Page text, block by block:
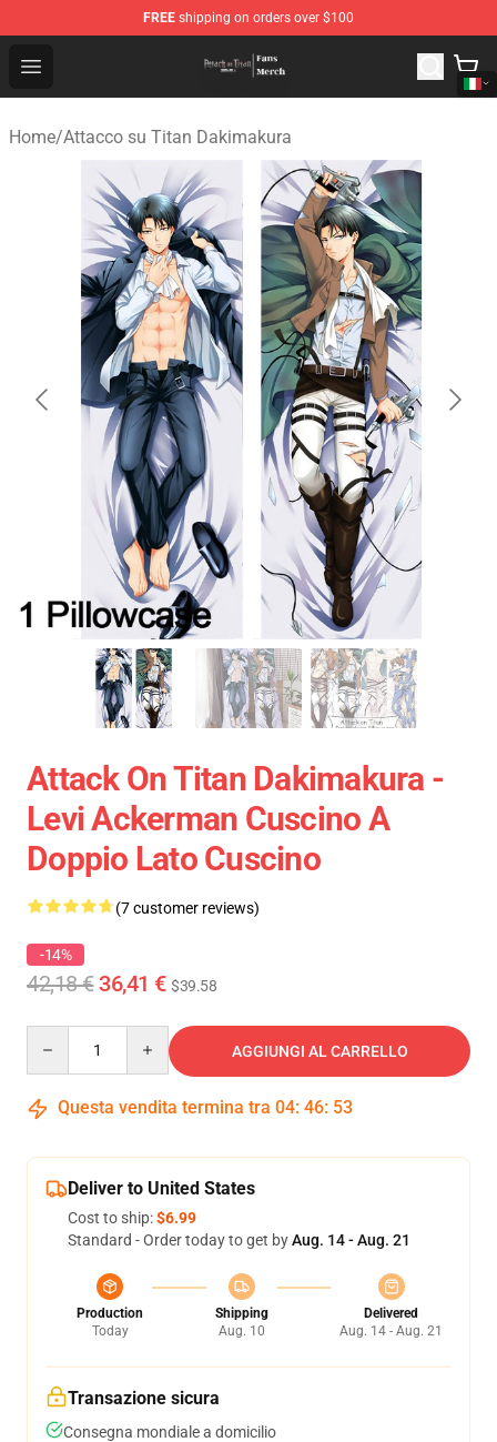
FREE shipping on orders over $100
Open menu
Attack On Titan Store - Official Attack On Titan
Home/Attacco su Titan Dakimakura
Attack On Titan Dakimakura -
Levi Ackerman Cuscino A
Doppio Lato Cuscino
(7 customer reviews)
-14%
42,18 €36,41 € $39.58
AGGIUNGI AL CARRELLO
Questa vendita termina tra 04: 46: 52
Deliver to United States
Cost to ship:$6.99
Standard - Order today to get byAug. 14 - Aug. 21
Production
Today
Shipping
Aug. 10
Delivered
Aug. 14 - Aug. 21
Transazione sicura
Consegna mondiale a domicilio